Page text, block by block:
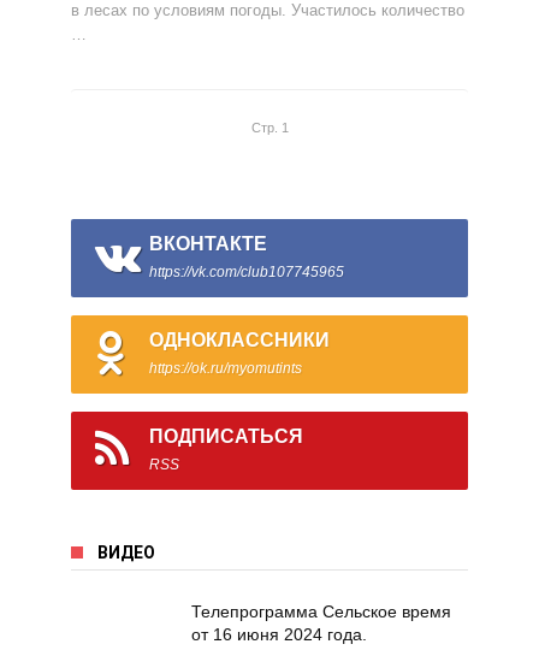
в лесах по условиям погоды. Участилось количество
…
Стр. 1
ВКОНТАКТЕ
https://vk.com/club107745965
ОДНОКЛАССНИКИ
https://ok.ru/myomutints
ПОДПИСАТЬСЯ
RSS
ВИДЕО
Телепрограмма Сельское время
от 16 июня 2024 года.